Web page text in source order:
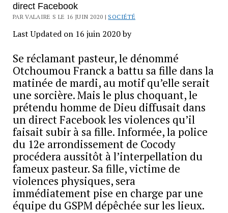
direct Facebook
PAR VALAIRE S LE 16 JUIN 2020 | SOCIÉTÉ
Last Updated on 16 juin 2020 by
Se réclamant pasteur, le dénommé
Otchoumou Franck a battu sa fille dans la
matinée de mardi, au motif qu’elle serait
une sorcière. Mais le plus choquant, le
prétendu homme de Dieu diffusait dans
un direct Facebook les violences qu’il
faisait subir à sa fille. Informée, la police
du 12e arrondissement de Cocody
procédera aussitôt à l’interpellation du
fameux pasteur. Sa fille, victime de
violences physiques, sera
immédiatement pise en charge par une
équipe du GSPM dépêchée sur les lieux.